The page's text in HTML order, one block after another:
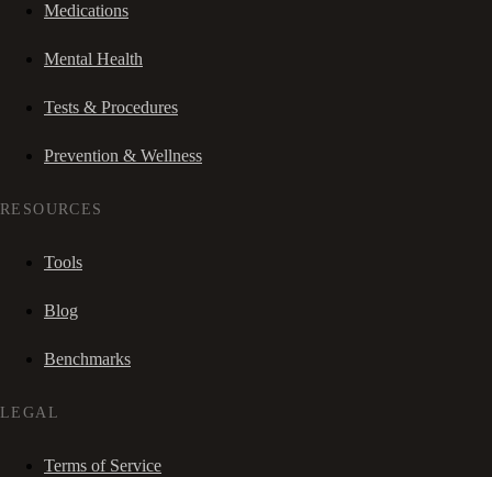
Medications
Mental Health
Tests & Procedures
Prevention & Wellness
RESOURCES
Tools
Blog
Benchmarks
LEGAL
Terms of Service